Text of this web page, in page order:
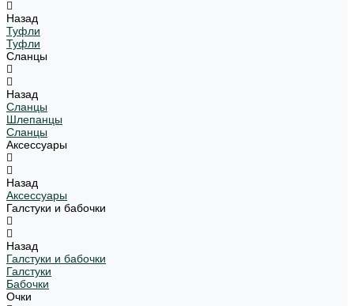
Назад
Туфли
Туфли
Сланцы
Назад
Сланцы
Шлепанцы
Сланцы
Аксессуары
Назад
Аксессуары
Галстуки и бабочки
Назад
Галстуки и бабочки
Галстуки
Бабочки
Очки